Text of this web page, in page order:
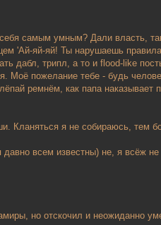
самым умным? Дали власть,
'Ай-яй-яй! Ты нарушаешь
трипл, а то и flood-like
Моё пожелание тебе - будь
ремнём, как папа наказывает
Кланяться я не собираюсь, тем
всем известны) не, я всёж
но отскочил и неожиданно